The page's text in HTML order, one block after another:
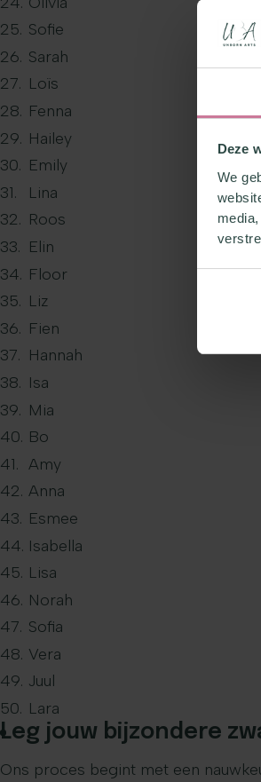
Deze
We
Sofie
Sarah
Loïs
Fenna
Hailey
Emily
Lina
Roos
Elin
Floor
Liz
Fien
Hannah
Isa
Mia
Bo
Amy
Anna
Esmee
Isabella
Lisa
Norah
Sofia
Vera
Juul
Lara
Leg jouw bijzondere
Ons proces begint met een